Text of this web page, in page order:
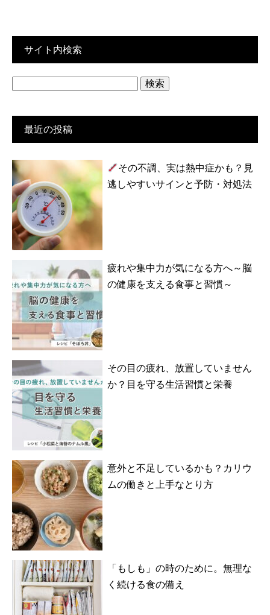
サイト内検索
最近の投稿
その不調、実は熱中症かも？見
逃しやすいサインと予防・対処法
疲れや集中力が気になる方へ～脳
の健康を支える食事と習慣～
その目の疲れ、放置していません
か？目を守る生活習慣と栄養
意外と不足しているかも？カリウ
ムの働きと上手なとり方
「もしも」の時のために。無理な
く続ける食の備え